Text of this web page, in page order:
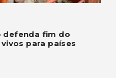
defenda fim do
para países